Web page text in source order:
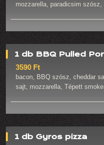
mozzarella, paradicsim
1 db BBQ Pulled
3590 Ft
bacon, BBQ szósz, cheddar
sajt, mozzarella, Tépett
1 db Gyros pizza